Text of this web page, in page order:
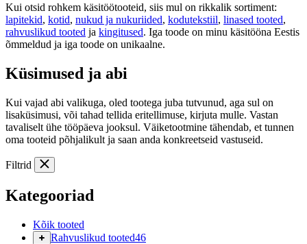
Kui otsid rohkem käsitöötooteid, siis mul on rikkalik sortiment:
lapitekid, kotid, nukud ja nukuriided, kodutekstiil, linased tooted,
rahvuslikud tooted ja kingitused. Iga toode on minu käsitööna Eestis
õmmeldud ja iga toode on unikaalne.
Küsimused ja abi
Kui vajad abi valikuga, oled tootega juba tutvunud, aga sul on
lisaküsimusi, või tahad tellida eritellimuse, kirjuta mulle. Vastan
tavaliselt ühe tööpäeva jooksul. Väiketootmine tähendab, et tunnen
oma tooteid põhjalikult ja saan anda konkreetseid vastuseid.
Filtrid
Kategooriad
Kõik tooted
Rahvuslikud tooted46